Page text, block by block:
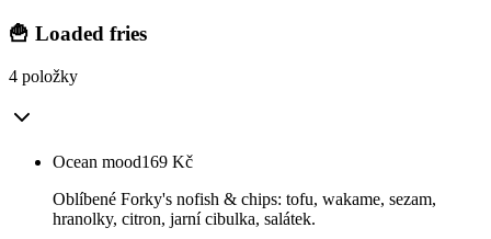
🍟 Loaded fries
4 položky
Ocean mood169 Kč
Oblíbené Forky's nofish & chips: tofu, wakame, sezam,
hranolky, citron, jarní cibulka, salátek.